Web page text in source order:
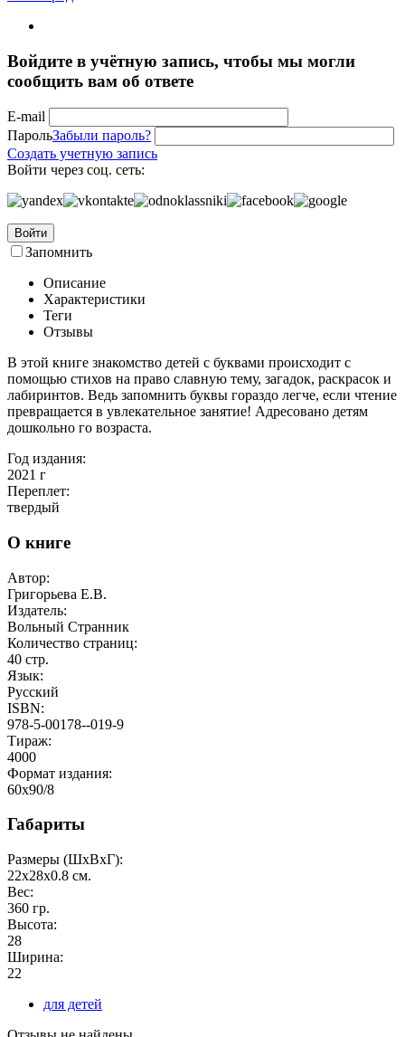
Войдите в учётную запись, чтобы мы могли
сообщить вам об ответе
E-mail
ПарольЗабыли пароль?
Создать учетную запись
Войти через соц. сеть:
Войти
Запомнить
Описание
Характеристики
Теги
Отзывы
В этой книге знакомство детей с буквами происходит с
помощью стихов на право славную тему, загадок, раскрасок и
лабиринтов. Ведь запомнить буквы гораздо легче, если чтение
превращается в увлекательное занятие! Адресовано детям
дошкольно го возраста.
Год издания:
2021 г
Переплет:
твердый
О книге
Автор:
Григорьева Е.В.
Издатель:
Вольный Странник
Количество страниц:
40 стр.
Язык:
Русский
ISBN:
978-5-00178--019-9
Тираж:
4000
Формат издания:
60x90/8
Габариты
Размеры (ШxВxГ):
22x28x0.8 см.
Вес:
360 гр.
Высота:
28
Ширина:
22
для детей